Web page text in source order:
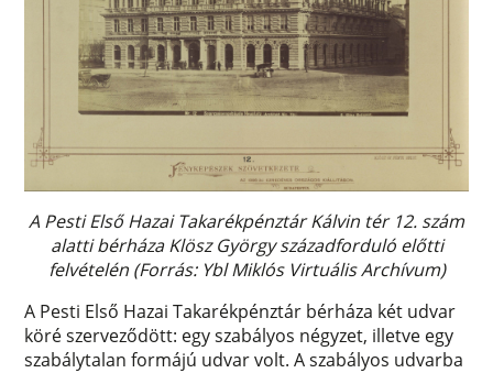
A Pesti Első Hazai Takarékpénztár Kálvin tér 12. szám
alatti bérháza Klösz György századforduló előtti
felvételén (Forrás: Ybl Miklós Virtuális Archívum)
A Pesti Első Hazai Takarékpénztár bérháza két udvar
köré szerveződött: egy szabályos négyzet, illetve egy
szabálytalan formájú udvar volt. A szabályos udvarba